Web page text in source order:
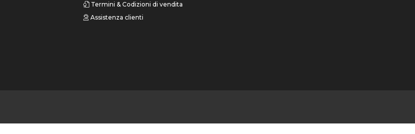
Termini & Codizioni di vendita
Assistenza clienti